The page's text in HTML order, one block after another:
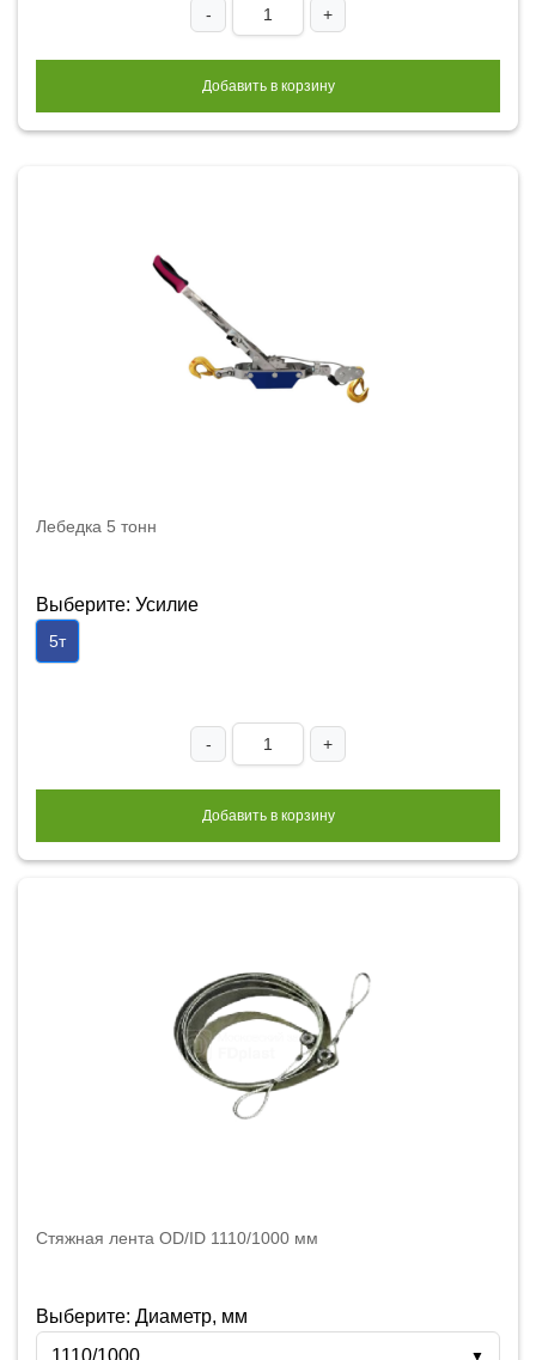
- +
Добавить в корзину
Лебедка 5 тонн
Выберите: Усилие
5т
- +
Добавить в корзину
Стяжная лента OD/ID 1110/1000 мм
Выберите: Диаметр, мм
1110/1000
▼